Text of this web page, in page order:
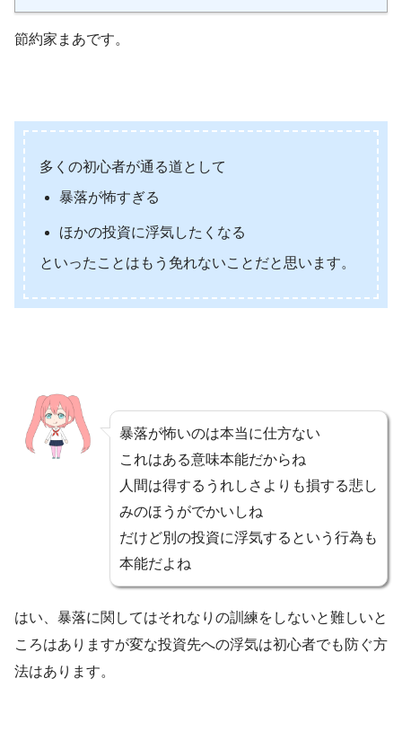
節約家まあです。
多くの初心者が通る道として
暴落が怖すぎる
ほかの投資に浮気したくなる
といったことはもう免れないことだと思います。
暴落が怖いのは本当に仕方ない
これはある意味本能だからね
人間は得するうれしさよりも損する悲し
みのほうがでかいしね
だけど別の投資に浮気するという行為も
本能だよね
はい、暴落に関してはそれなりの訓練をしないと難しいと
ころはありますが変な投資先への浮気は初心者でも防ぐ方
法はあります。